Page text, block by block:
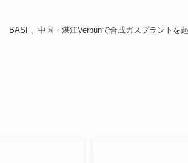
BASF、中国・湛江Verbunで合成ガスプラントを